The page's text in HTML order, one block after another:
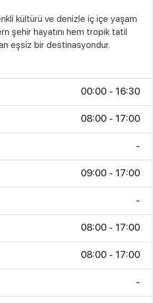
kültürü ve denizle iç içe yaşam
şehir hayatını hem tropik tatil
eşsiz bir destinasyondur.
00:00 - 16:30
08:00 - 17:00
-
09:00 - 17:00
-
08:00 - 17:00
08:00 - 17:00
-